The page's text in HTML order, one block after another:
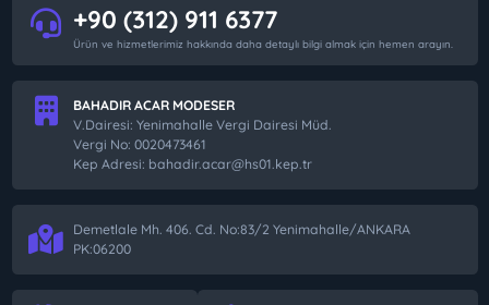
+90 (312) 911 6377
Ürün ve hizmetlerimiz hakkında daha detaylı bilgi almak için hemen arayın.
BAHADIR ACAR MODESER
V.Dairesi: Yenimahalle Vergi Dairesi Müd.
Vergi No: 0020473461
Kep Adresi: bahadir.acar@hs01.kep.tr
Demetlale Mh. 406. Cd. No:83/2 Yenimahalle/ANKARA
PK:06200